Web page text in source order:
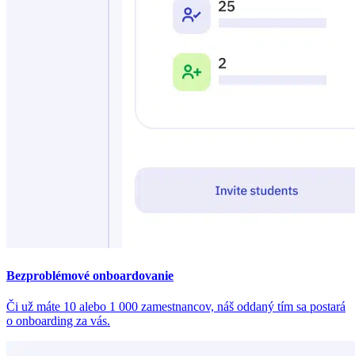
Bezproblémové onboardovanie
Či už máte 10 alebo 1 000 zamestnancov, náš oddaný tím sa postará
o onboarding za vás.